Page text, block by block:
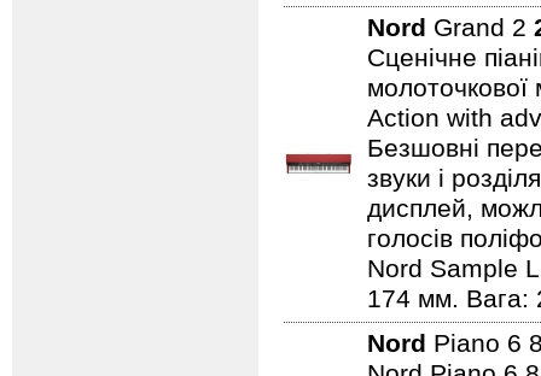
Nord Grand 2
Сценічне
Action with
Безшовні
звуки і
дисплей,
голосів
Nord Sample
174 мм. Вага:
Nord Piano 6